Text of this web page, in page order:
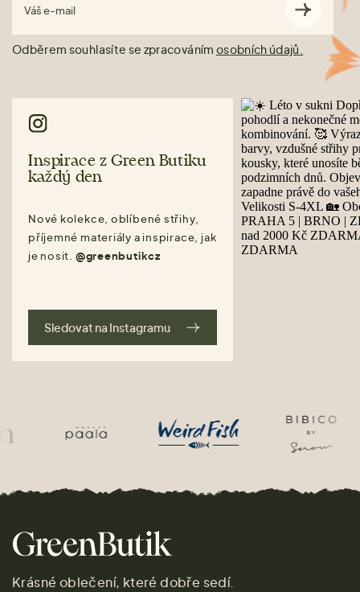
Váš e-mail
Odběrem souhlasíte se zpracováním osobních údajů.
Inspirace z Green Butiku
každý den
Nové kolekce, oblíbené střihy,
příjemné materiály a inspirace, jak
je nosit. @greenbutikcz
Sledovat na Instagramu
Krásné oblečení, které dobře sedí.